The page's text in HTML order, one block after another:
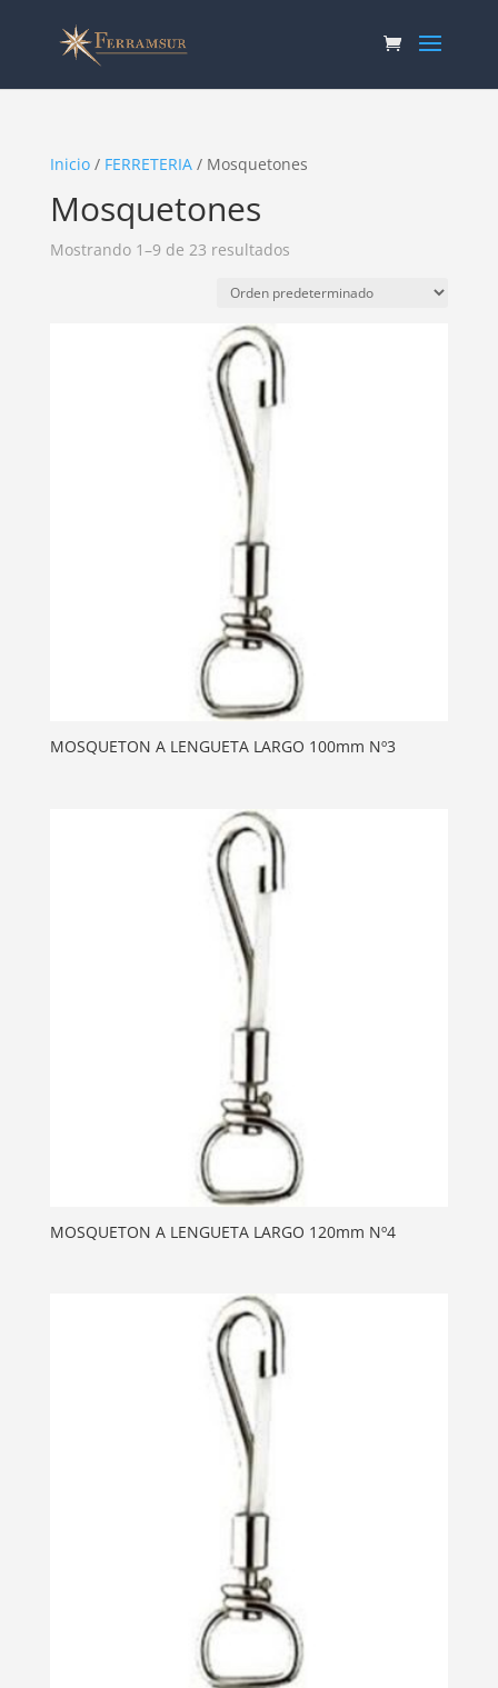
Inicio/ FERRETERIA/ Mosquetones
Mosquetones
Mostrando 1–9 de 23 resultados
MOSQUETON A LENGUETA LARGO 100mm Nº3
MOSQUETON A LENGUETA LARGO 120mm Nº4